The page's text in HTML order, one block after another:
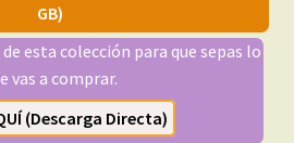
GB)
esta colección para que sepas lo
vas a comprar.
(Descarga Directa)